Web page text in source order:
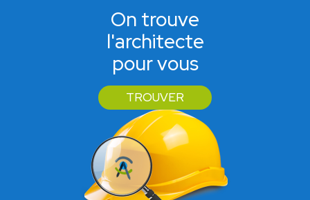
On trouve
l'architecte
pour vous
TROUVER